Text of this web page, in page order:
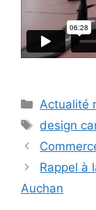
Actualité
Étiquettes
design
Rappel à
Auchan